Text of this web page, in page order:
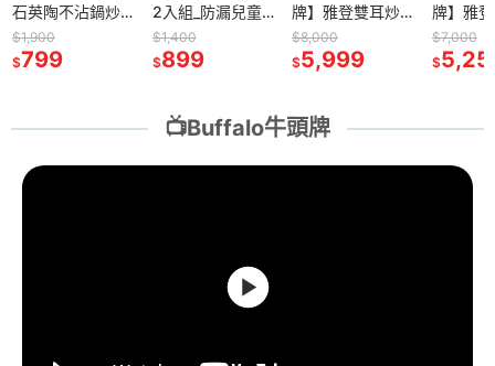
2入組_防漏兒童
吸管瓶414ml (台
灣總代理 運動水
$1,400
$899
牌】雅登雙耳炒
鍋40cm_送蒸層
(304不鏽鋼/大炒
$8,000
$5,999
牌】雅登單柄炒
鍋35cm送蒸層
(304不鏽鋼/中華
炒鍋/炒菜鍋/蒸
$7,000
$5,250
牌】雅
(壓力鍋
鋼 SGS
無毒 電
$7,500
$
📺Buffalo牛頭牌